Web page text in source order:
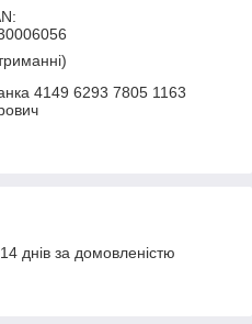
4149 6293 7805 1163
днів за домовленістю